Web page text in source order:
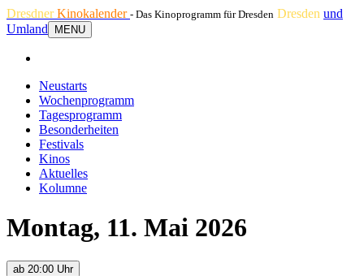
DresdnerKinokalender - Das Kinoprogramm für Dresden Dresden und
Umland
MENU
Neustarts
Wochenprogramm
Tagesprogramm
Besonderheiten
Festivals
Kinos
Aktuelles
Kolumne
Montag, 11. Mai 2026
ab 20:00 Uhr